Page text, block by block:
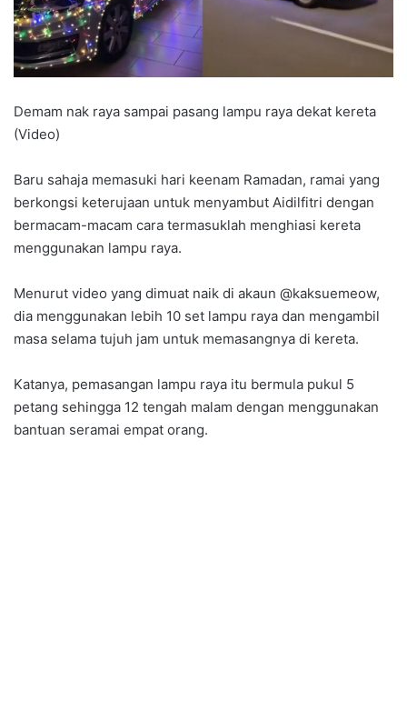
Demam nak raya sampai pasang lampu raya dekat kereta
(Video)
Baru sahaja memasuki hari keenam Ramadan, ramai yang
berkongsi keterujaan untuk menyambut Aidilfitri dengan
bermacam-macam cara termasuklah menghiasi kereta
menggunakan lampu raya.
Menurut video yang dimuat naik di akaun @kaksuemeow,
dia menggunakan lebih 10 set lampu raya dan mengambil
masa selama tujuh jam untuk memasangnya di kereta.
Katanya, pemasangan lampu raya itu bermula pukul 5
petang sehingga 12 tengah malam dengan menggunakan
bantuan seramai empat orang.